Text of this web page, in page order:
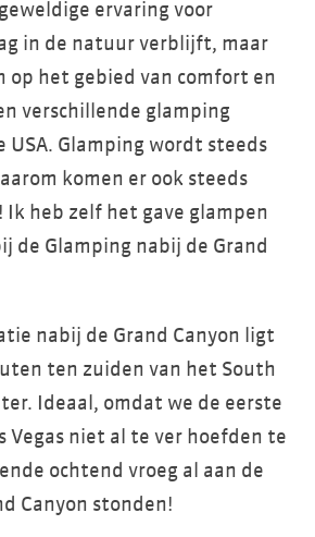
ervaring voor
in de natuur verblijft, maar
op het gebied van comfort en
verschillende glamping
USA. Glamping wordt steeds
komen er ook steeds
Ik heb zelf het gave glampen
de Glamping nabij de Grand
nabij de Grand Canyon ligt
ten zuiden van het South
Ideaal, omdat we de eerste
Vegas niet al te ver hoefden te
ochtend vroeg al aan de
Canyon stonden!